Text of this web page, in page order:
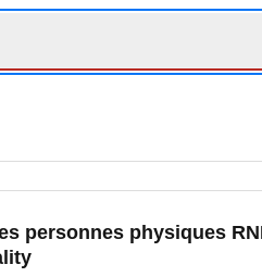
personnes physiques